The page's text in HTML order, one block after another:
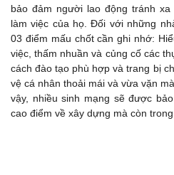
bảo đảm người lao động tránh
làm việc của họ. Đối với những
03 điểm mấu chốt cần ghi nhớ:
việc, thấm nhuần và củng cố các
cách đào tạo phù hợp và trang bị
vệ cá nhân thoải mái và vừa vặn
vậy, nhiều sinh mạng sẽ được
cao điểm về xây dựng mà còn trong